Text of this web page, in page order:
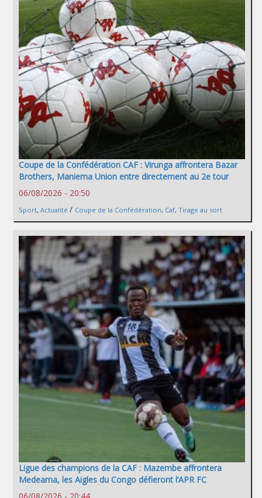
Coupe de la Confédération CAF : Virunga affrontera Bazar
Brothers, Maniema Union entre directement au 2e tour
06/08/2026 - 20:50
Sport, Actualité / Coupe de la Confédération, Caf, Tirage au sort
Ligue des champions de la CAF : Mazembe affrontera
Medeama, les Aigles du Congo défieront l’APR FC